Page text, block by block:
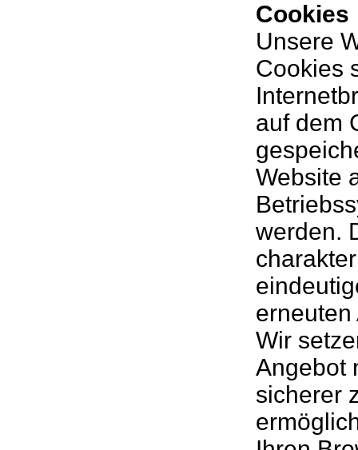
Cookies
Unsere
Cookies
auf dem
Website
werden.
erneuten
Wir
Angebot
sicherer